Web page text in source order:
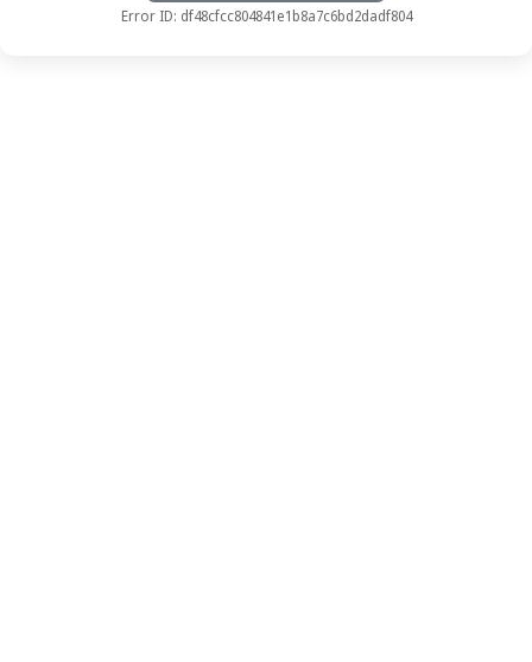
Error ID: df48cfcc804841e1b8a7c6bd2dadf804